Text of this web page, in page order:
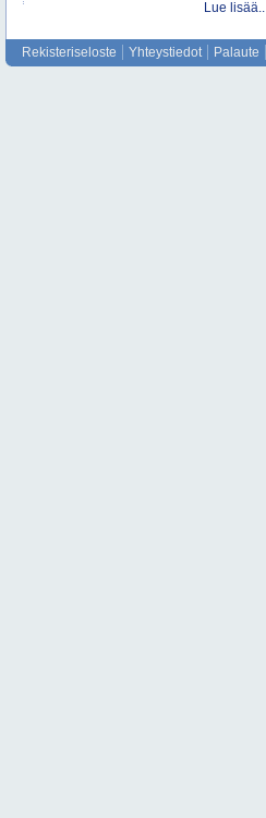
Lue lisää..
Rekisteriseloste Yhteystiedot Palaute